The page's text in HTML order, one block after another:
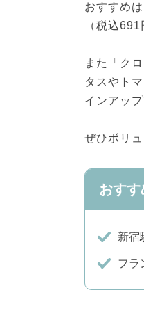
おすすめ
（税込
また「ク
タスやト
インアップ
ぜひボリ
おすす
新宿
フラ